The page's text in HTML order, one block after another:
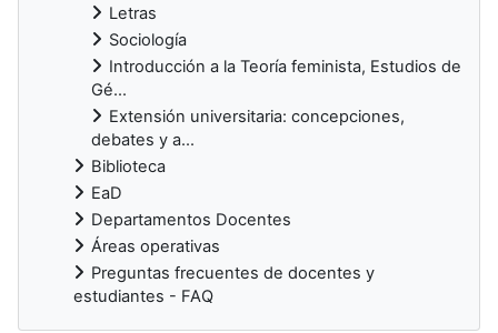
Letras
Sociología
Introducción a la Teoría feminista, Estudios de
Gé...
Extensión universitaria: concepciones,
debates y a...
Biblioteca
EaD
Departamentos Docentes
Áreas operativas
Preguntas frecuentes de docentes y
estudiantes - FAQ